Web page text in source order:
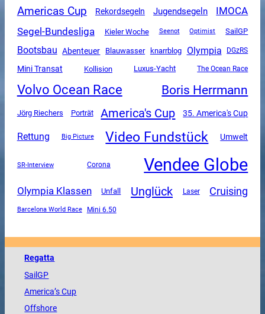
Americas Cup Rekordsegeln Jugendsegeln IMOCA
Segel-Bundesliga Kieler Woche Seenot Optimist SailGP
Bootsbau Abenteuer Blauwasser knarrblog Olympia DGzRS
Mini Transat Kollision Luxus-Yacht The Ocean Race
Volvo Ocean Race Boris Herrmann
Jörg Riechers Porträt America's Cup 35. America's Cup
Rettung Big Picture Video Fundstück Umwelt
SR-Interview Corona Vendee Globe
Olympia Klassen Unfall Unglück Laser Cruising
Barcelona World Race Mini 6.50
Regatta
SailGP
America’s Cup
Offshore